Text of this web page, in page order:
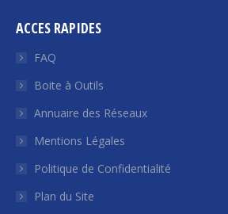
Facebook
s'ouvre
une
nouvelle
fenêtre
Twitter
s'ouvre
une
nouvelle
fenêtre
YouTube
une
nouvelle
fenêtre
LinkedIn
une
nouvelle
fenêtre
nouvelle
fenêtre
ACCES RAPIDES
FAQ
Boite à Outils
Annuaire des Réseaux
Mentions Légales
Politique de Confidentialité
Plan du Site